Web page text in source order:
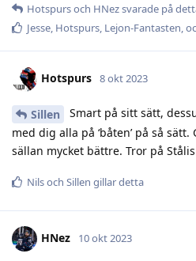
Hotspursoch HNezsvarade på
Jesse, Hotspurs, Lejon-Fantasten,
Hotspurs 8 okt 2023
Sillen
Smart på sitt sätt,
med dig alla på ‘båten’ på så
sällan mycket bättre. Tror på
Nilsoch Sillen gillar detta
HNez 10 okt 2023